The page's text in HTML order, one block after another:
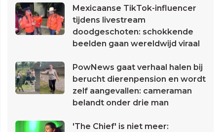
Mexicaanse TikTok-influencer
tijdens livestream
doodgeschoten: schokkende
beelden gaan wereldwijd viraal
PowNews gaat verhaal halen bij
berucht dierenpension en wordt
zelf aangevallen: cameraman
belandt onder drie man
'The Chief' is niet meer: